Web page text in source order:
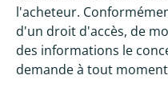
l'acheteur.
d'un droit d'accès, de
des informations le
demande à tout